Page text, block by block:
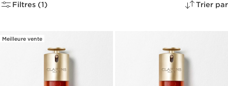
Filtres (1) Trier par
Meilleure vente